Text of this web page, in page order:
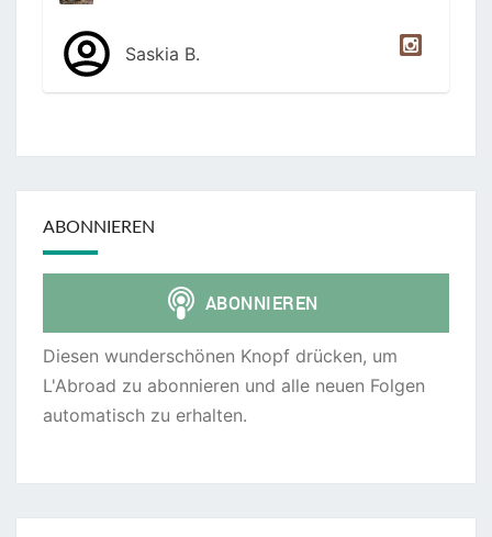
Saskia B.
ABONNIEREN
Diesen wunderschönen Knopf drücken, um
L'Abroad zu abonnieren und alle neuen Folgen
automatisch zu erhalten.